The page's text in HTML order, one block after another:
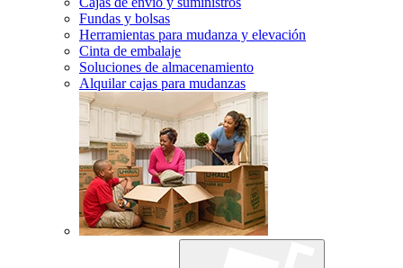
Fundas y bolsas
Herramientas para mudanza y elevación
Cinta de embalaje
Soluciones de almacenamiento
Alquilar cajas para mudanzas